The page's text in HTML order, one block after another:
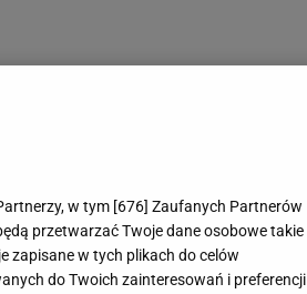
w tym [676] Zaufanych Partnerów
przetwarzać Twoje dane osobowe takie
zapisane w tych plikach do celów
do Twoich zainteresowań i preferencji